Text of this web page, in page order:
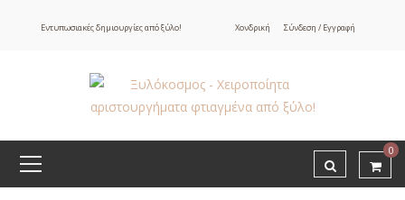
Εντυπωσιακές δημιουργίες από ξύλο! Χονδρική Σύνδεση / Εγγραφή
0